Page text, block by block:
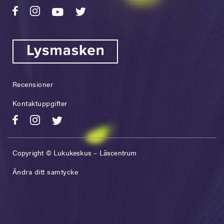
Recensioner
Kontaktuppgifter
Copyright © Lukukeskus – Läscentrum
Ändra ditt samtycke